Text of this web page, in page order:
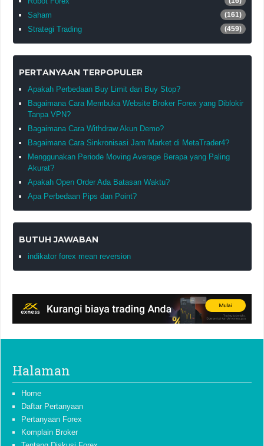
Saham (161)
Strategi Trading (459)
PERTANYAAN TERPOPULER
Apakah Perbedaan Buy Limit dan Buy Stop?
Bagaimana Cara Membuka Website Broker Forex yang Diblokir
Tanpa VPN?
Bagaimana Cara Withdraw Akun Demo?
Bagaimana Cara Sinkronisasi Jam Market di MetaTrader4?
Menggunakan Periode Moving Average Berapa yang Paling
Akurat?
Apakah Open Order Ada Batasan Waktu?
Apa Perbedaan Pips dan Point?
BUTUH JAWABAN
indikator forex mean reversion
Halaman
Home
Daftar Pertanyaan
Pertanyaan Forex
Komplain Broker